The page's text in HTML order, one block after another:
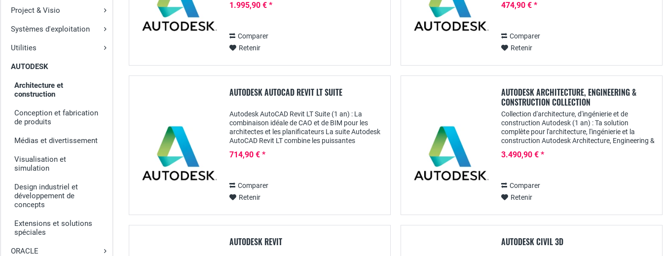
Project & Visio
Systèmes d'exploitation
Utilities
AUTODESK
Architecture et
construction
Conception et fabrication
de produits
Médias et divertissement
Visualisation et
simulation
Design industriel et
développement de
concepts
Extensions et solutions
spéciales
ORACLE
1.995,90 € *
Comparer
Retenir
474,90 € *
Comparer
Retenir
AUTODESK AUTOCAD REVIT LT SUITE
Autodesk AutoCAD Revit LT Suite (1 an) : La
combinaison idéale de CAO et de BIM pour les
architectes et les planificateurs La suite Autodesk
AutoCAD Revit LT combine les puissantes
précis et...
714,90 € *
Comparer
Retenir
AUTODESK ARCHITECTURE, ENGINEERING &
CONSTRUCTION COLLECTION
Collection d'architecture, d'ingénierie et de
construction Autodesk (1 an) : Ta solution
complète pour l'architecture, l'ingénierie et la
construction Autodesk Architecture, Engineering &
3.490,90 € *
Comparer
Retenir
AUTODESK REVIT AUTODESK CIVIL 3D